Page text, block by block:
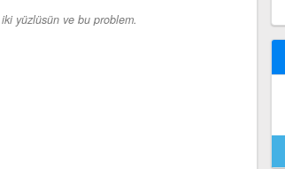
yüzlüsün ve bu problem.